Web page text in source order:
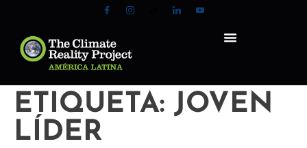
ETIQUETA: JOVEN
LÍDER